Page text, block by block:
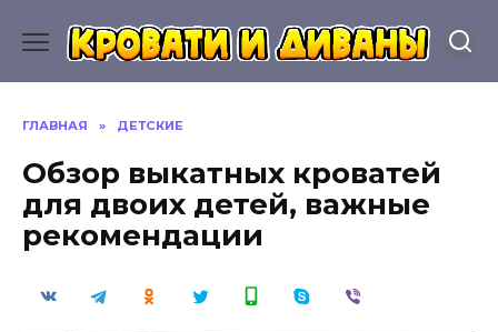
содержанию
ГЛАВНАЯ » ДЕТСКИЕ
Обзор выкатных кроватей
для двоих детей, важные
рекомендации